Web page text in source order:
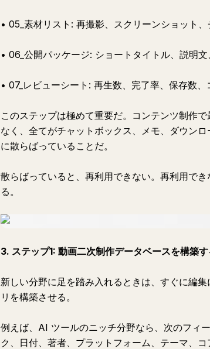
• 05_素材リスト: 再撮影、スクリーンショット
• 06_公開パッケージ: ショートタイトル、説明
• 07_レビューシート: 再生数、完了率、保存数
このステップは極めて重要だ。コンテンツ制作
なく、全てがチャットボックス、メモ、ダウン
に散らばっていることだ。
散らばっていると、再利用できない。再利用で
る。
3. ステップ1: 動画二次制作データベースを構築す
新しい分野に足を踏み入れるときは、すぐに編
リを構築させる。
例えば、AI ツールのニッチ分野なら、次のフィ
ク、日付、著者、プラットフォーム、テーマ、